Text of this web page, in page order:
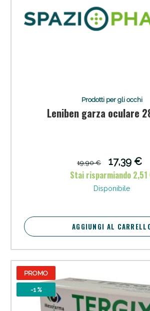
Prodotti per gli occhi
Leniben garza oculare
19,90 €
17,39 €
Stai risparmiando 2,51
Disponibile
AGGIUNGI AL
PROMO
-1 %